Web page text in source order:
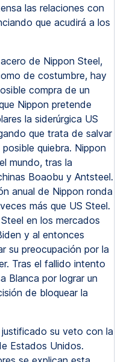
las relaciones con
que acudirá a los
de Nippon Steel,
de costumbre, hay
compra de un
Nippon pretende
la siderúrgica US
que trata de salvar
quiebra. Nippon
mundo, tras la
Boaobu y Antsteel.
anual de Nippon ronda
más que US Steel.
en los mercados
y al entonces
su preocupación por la
Tras el fallido intento
Blanca por lograr un
de bloquear la
su veto con la
Estados Unidos.